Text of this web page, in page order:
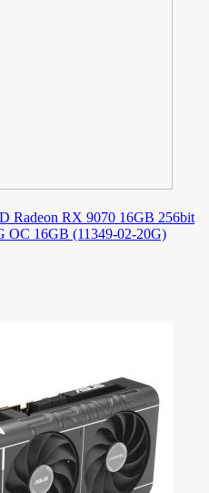
Radeon RX 9070 16GB 256bit
16GB (11349-02-20G)